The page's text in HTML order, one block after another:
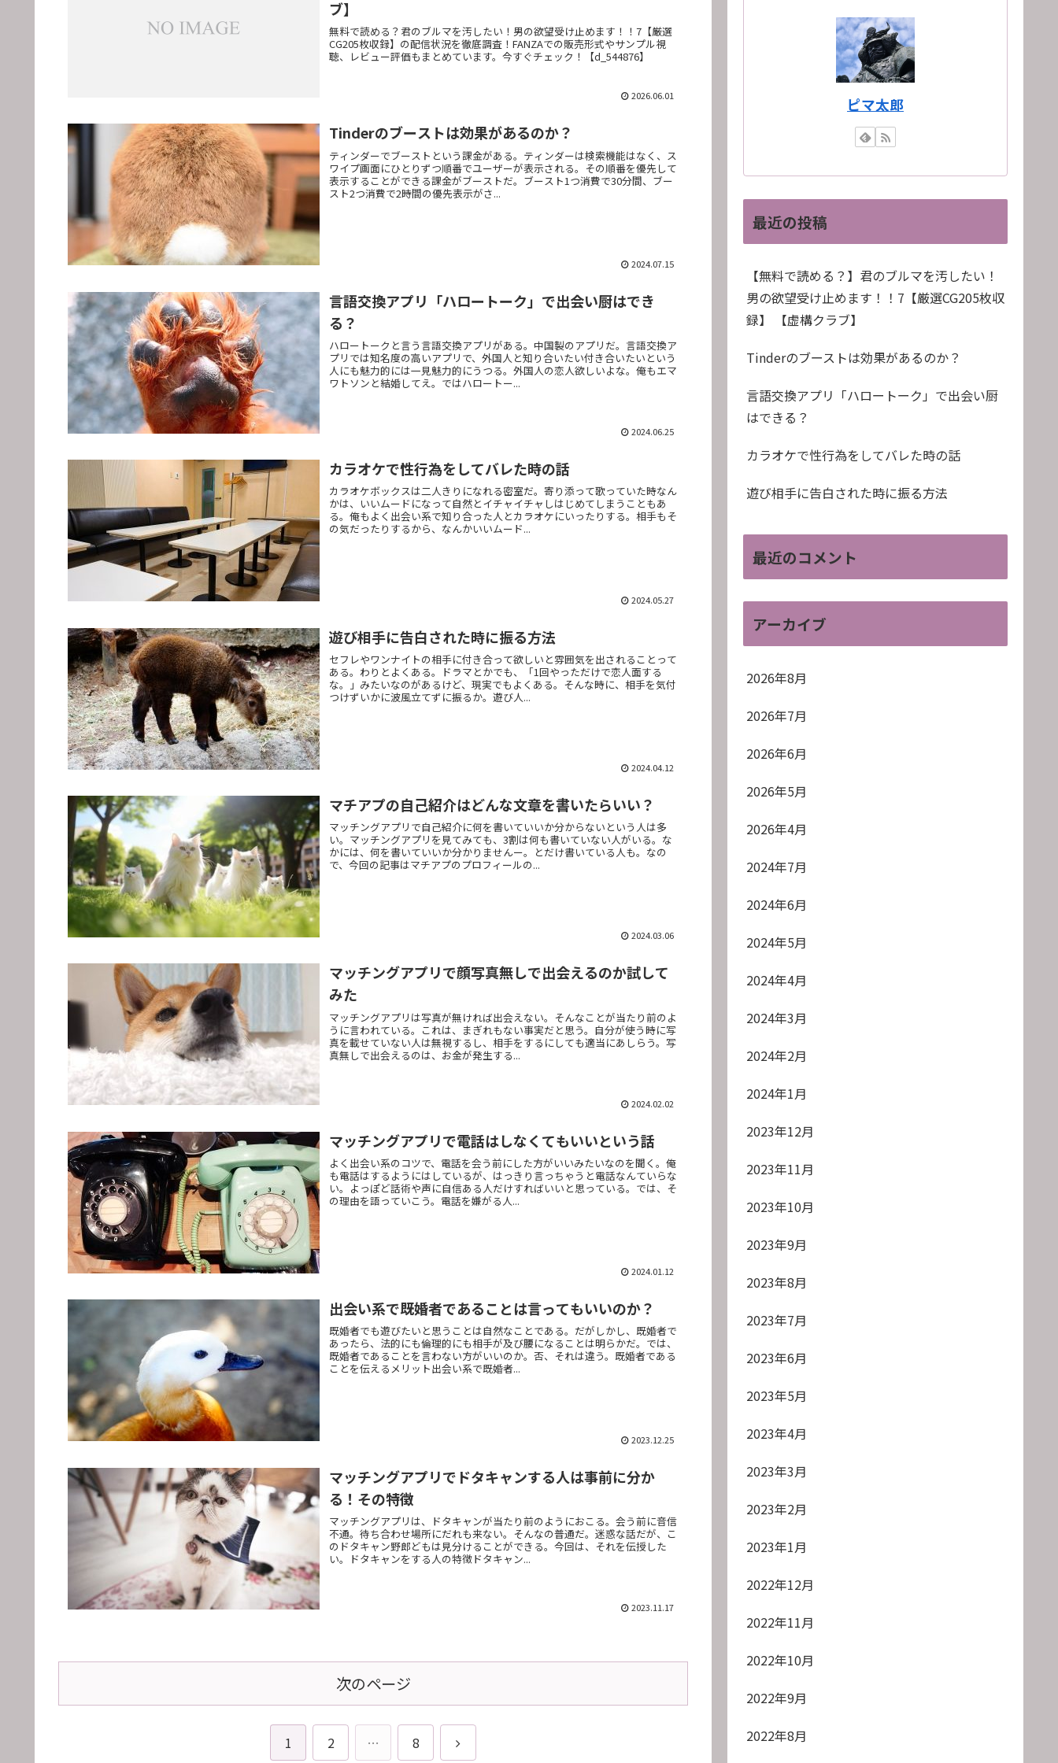
ブ】
無料で読める？君のブルマを汚したい！男の欲望受け止めます！！7【厳選
CG205枚収録】の配信状況を徹底調査！FANZAでの販売形式やサンプル視
聴、レビュー評価もまとめています。今すぐチェック！【d_544876】
2026.06.01
Tinderのブーストは効果があるのか？
ティンダーでブーストという課金がある。ティンダーは検索機能はなく、ス
ワイプ画面にひとりずつ順番でユーザーが表示される。その順番を優先して
表示することができる課金がブーストだ。ブースト1つ消費で30分間、ブー
スト2つ消費で2時間の優先表示がさ...
2024.07.15
言語交換アプリ「ハロートーク」で出会い厨はでき
る？
ハロートークと言う言語交換アプリがある。中国製のアプリだ。言語交換ア
プリでは知名度の高いアプリで、外国人と知り合いたい付き合いたいという
人にも魅力的には一見魅力的にうつる。外国人の恋人欲しいよな。俺もエマ
ワトソンと結婚してえ。ではハロートー...
2024.06.25
カラオケで性行為をしてバレた時の話
カラオケボックスは二人きりになれる密室だ。寄り添って歌っていた時なん
かは、いいムードになって自然とイチャイチャしはじめてしまうこともあ
る。俺もよく出会い系で知り合った人とカラオケにいったりする。相手もそ
の気だったりするから、なんかいいムード...
2024.05.27
遊び相手に告白された時に振る方法
セフレやワンナイトの相手に付き合って欲しいと雰囲気を出されることって
ある。わりとよくある。ドラマとかでも、「1回やっただけで恋人面する
な。」みたいなのがあるけど、現実でもよくある。そんな時に、相手を気付
つけずいかに波風立てずに振るか。遊び人...
2024.04.12
マチアプの自己紹介はどんな文章を書いたらいい？
マッチングアプリで自己紹介に何を書いていいか分からないという人は多
い。マッチングアプリを見てみても、3割は何も書いていない人がいる。な
かには、何を書いていいか分かりませんー。とだけ書いている人も。なの
で、今回の記事はマチアプのプロフィールの...
2024.03.06
マッチングアプリで顔写真無しで出会えるのか試して
みた
マッチングアプリは写真が無ければ出会えない。そんなことが当たり前のよ
うに言われている。これは、まぎれもない事実だと思う。自分が使う時に写
真を載せていない人は無視するし、相手をするにしても適当にあしらう。写
真無しで出会えるのは、お金が発生する...
2024.02.02
マッチングアプリで電話はしなくてもいいという話
よく出会い系のコツで、電話を会う前にした方がいいみたいなのを聞く。俺
も電話はするようにはしているが、はっきり言っちゃうと電話なんていらな
い。よっぽど話術や声に自信ある人だけすればいいと思っている。では、そ
の理由を語っていこう。電話を嫌がる人...
2024.01.12
出会い系で既婚者であることは言ってもいいのか？
既婚者でも遊びたいと思うことは自然なことである。だがしかし、既婚者で
あったら、法的にも倫理的にも相手が及び腰になることは明らかだ。では、
既婚者であることを言わない方がいいのか。否、それは違う。既婚者である
ことを伝えるメリット出会い系で既婚者...
2023.12.25
マッチングアプリでドタキャンする人は事前に分か
る！その特徴
マッチングアプリは、ドタキャンが当たり前のようにおこる。会う前に音信
不通。待ち合わせ場所にだれも来ない。そんなの普通だ。迷惑な話だが、こ
のドタキャン野郎どもは見分けることができる。今回は、それを伝授した
い。ドタキャンをする人の特徴ドタキャン...
2023.11.17
次のページ
1 2 … 8 次
ピマ太郎
最近の投稿
【無料で読める？】君のブルマを汚したい！
男の欲望受け止めます！！7【厳選CG205枚収
録】 【虚構クラブ】
Tinderのブーストは効果があるのか？
言語交換アプリ「ハロートーク」で出会い厨
はできる？
カラオケで性行為をしてバレた時の話
遊び相手に告白された時に振る方法
最近のコメント
アーカイブ
2026年8月
2026年7月
2026年6月
2026年5月
2026年4月
2024年7月
2024年6月
2024年5月
2024年4月
2024年3月
2024年2月
2024年1月
2023年12月
2023年11月
2023年10月
2023年9月
2023年8月
2023年7月
2023年6月
2023年5月
2023年4月
2023年3月
2023年2月
2023年1月
2022年12月
2022年11月
2022年10月
2022年9月
2022年8月